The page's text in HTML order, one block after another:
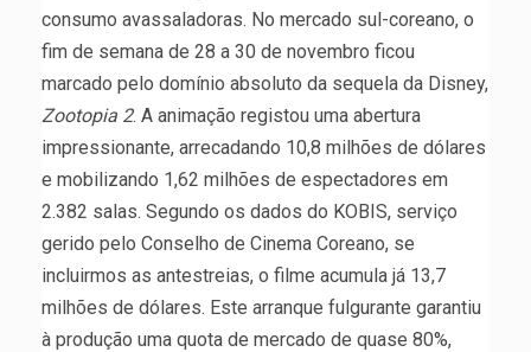
consumo avassaladoras. No mercado sul-coreano, o
fim de semana de 28 a 30 de novembro ficou
marcado pelo domínio absoluto da sequela da Disney,
Zootopia 2. A animação registou uma abertura
impressionante, arrecadando 10,8 milhões de dólares
e mobilizando 1,62 milhões de espectadores em
2.382 salas. Segundo os dados do KOBIS, serviço
gerido pelo Conselho de Cinema Coreano, se
incluirmos as antestreias, o filme acumula já 13,7
milhões de dólares. Este arranque fulgurante garantiu
à produção uma quota de mercado de quase 80%,